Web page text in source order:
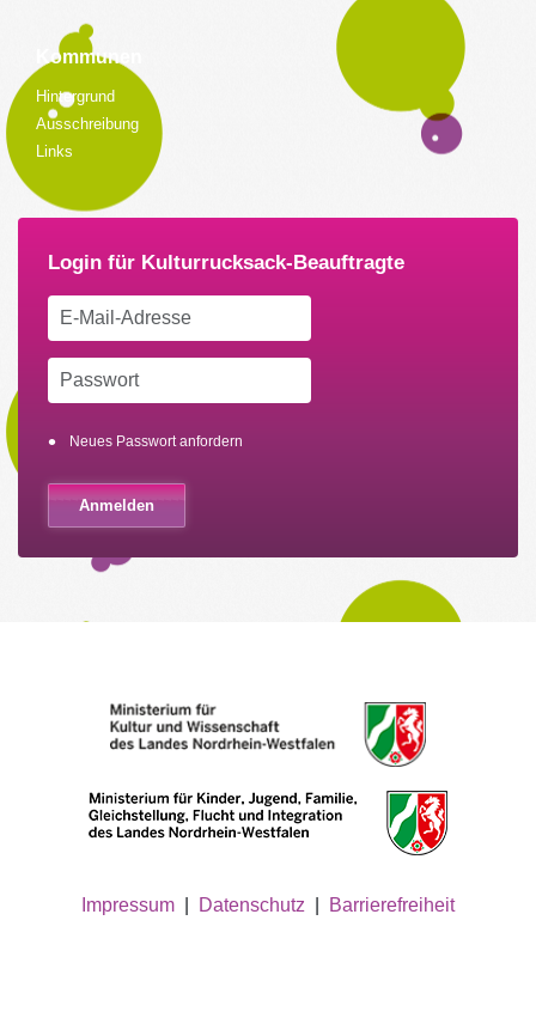
Kommunen
Hintergrund
Ausschreibung
Links
Neues Passwort anfordern
Impressum Datenschutz Barrierefreiheit